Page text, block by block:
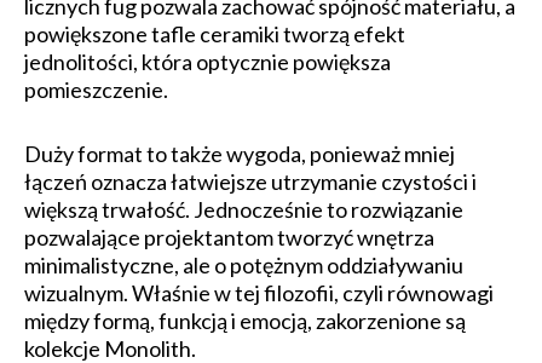
licznych fug pozwala zachować spójność materiału, a
powiększone tafle ceramiki tworzą efekt
jednolitości, która optycznie powiększa
pomieszczenie.
Duży format to także wygoda, ponieważ mniej
łączeń oznacza łatwiejsze utrzymanie czystości i
większą trwałość. Jednocześnie to rozwiązanie
pozwalające projektantom tworzyć wnętrza
minimalistyczne, ale o potężnym oddziaływaniu
wizualnym. Właśnie w tej filozofii, czyli równowagi
między formą, funkcją i emocją, zakorzenione są
kolekcje Monolith.